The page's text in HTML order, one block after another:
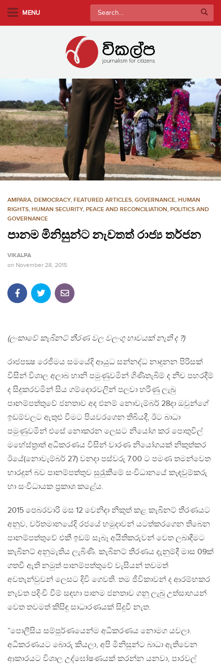
i
n
c
o
t
e
MENU
Search
for:
AMPARA, DEMOCRACY, FEATURED ARTICLES, GOVERNANCE, HUMAN
RIGHTS, HUMAN SECURITY, PEACE AND RECONCILIATION, POLITICS AND
GOVERNANCE
පානම මිනිසුන්ට නැවතත් රාජ්‍ය තර්ජන
VIKALPA
on November 28, 2015
(ලංකාවේ කැබිනට් තීරණ වල වලංගු භාවයක් නැති ද ?)
රාජපක්‍ෂ රෙජීමය සමයේදි ආයුධ සන්නද්ධ නාදුනන පිරිසක්
විසින් විශාල අලාබ හානි පමුණුවමින් ගිණිතැබිම් ද නීච පහරදීම්
ද සිදුකරවමින් සිය ගම්දොරවලින් පලවා හරිණු ලැබු
පානම්පත්තුවේ ජනතාව අද එනම් නොවැම්බර් 28දා ඔවුන්ගේ
ඉඩම්වලට ඇතුළු වීමට පියවරගෙන තිබියදී, ඊට බාධා
පමුණුවමින් එසේ නොකරන ලෙසට නියෝග කර පොතුවිල්
මහේස්ත‍්‍රාත් අධිකරණය විසින් වාරණ නියෝගයක් නිකුත්කර
ඊයේ(නොවැම්බර් 27) වනදා පස්වරු 7.00 ට පමණ තමන්වෙත
භාරදුන් බව පානම්පත්තුව සුරැුකීමේ සංවිධානයේ කැඳවුම්කරු
හා සංවිධායක ප‍්‍රකාශ කළේය.
2015 පෙබරවාරි මස 12 වෙනිදා නිකුත් කළ කැබිනට් තීරණයට
අනුව, වර්තමානයේදි රජයේ හමුදාවන් යටත්කරගෙන තිබෙන
පානම්පත්තුවේ එකී ඉඩම් සෑබෑ අයිතිකරුවන් වෙත ලබාදීමට
කැබිනට් අනුමැතිය ලැබිණි. කැබිනට් තීරණය දැනුම්දී මාස 09ක්
ගතවී ඇති නමුත් පානම්පත්තුවේ වැසියන් තවමත්
අවතැන්වුවන් ලෙසට දිවි ගෙවති. තම ජීවිකාවන් ද ආරම්භකර
නැවත පදිංචි වීම් සඳහා පානම ජනතාව ගනු ලැබු උත්සාහයන්
වෙත තවමත් කිසිඳු සාධාරණයක් සිදුවී නැත.
”පොලීසිය සම්පුර්ණයෙන්ම අධිකරණය නොමග යවලා.
අධිකරණයට බොරු කියලා, අපි මිනිසුන්ට බාධා ඇතිවෙන
ආකාරයට විශාල උද්ඝෝෂණයක් කරන්න යනවා, පාරවල්